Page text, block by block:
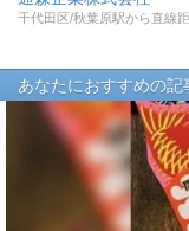
千代田区/秋葉原駅から直線
あなたにおすすめの記